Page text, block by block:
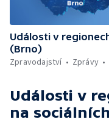
Události v
(Brno)
Zpravodajství
Zprávy
Události v
na